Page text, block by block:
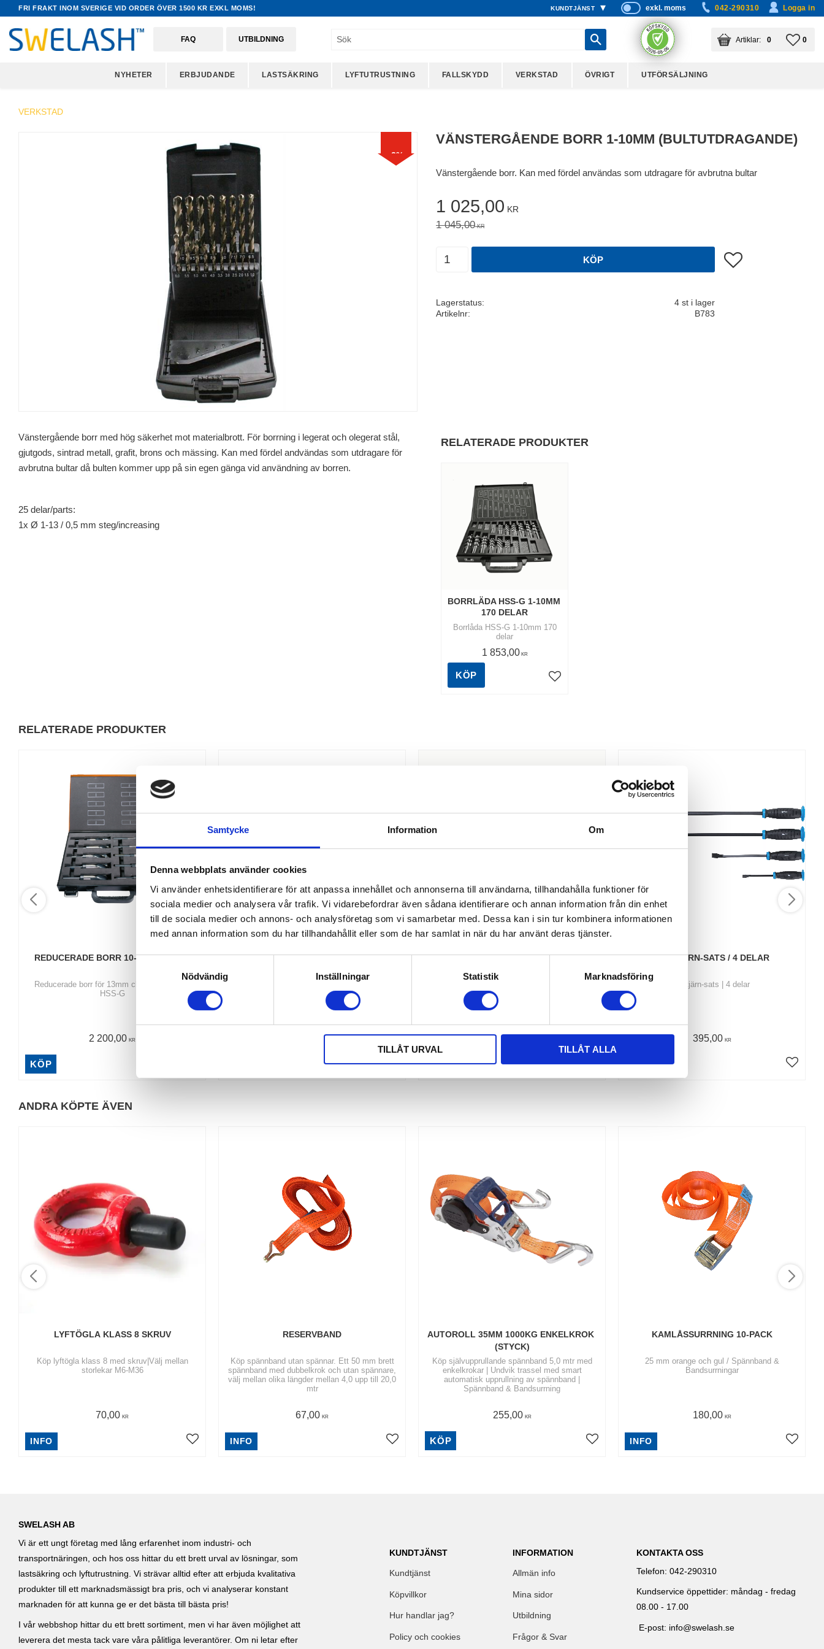
Samtycke Information Om
Denna webbplats använder cookies
Vi använder enhetsidentifierare för att anpassa innehållet och annonserna till användarna, tillhandahålla funktioner för
sociala medier och analysera vår trafik. Vi vidarebefordrar även sådana identifierare och annan information från din enhet
till de sociala medier och annons- och analysföretag som vi samarbetar med. Dessa kan i sin tur kombinera informationen
med annan information som du har tillhandahållit eller som de har samlat in när du har använt deras tjänster.
S
s
Nödvändig Inställningar Statistik Marknadsföring
TILLÅT URVAL TILLÅT ALLA
FRI FRAKT INOM SVERIGE VID ORDER ÖVER 1500 KR EXKL MOMS! KUNDTJÄNST
P
exkl. moms 042-290310 Logga in
FAQ UTBILDNING 0
KUNDVAGN
ANTAL PRODUKTER:
0
NYHETER ERBJUDANDE LASTSÄKRING LYFTUTRUSTNING FALLSKYDD VERKSTAD ÖVRIGT UTFÖRSÄLJNING
VERKSTAD
VÄNSTERGÅENDE BORR 1-10MM (BULTUTDRAGANDE)
Vänstergående borr. Kan med fördel användas som utdragare för avbrutna bultar
2%
Nedsatt pris:
1 025,00 KR
Ordinarie pris:
1 045,00KR
KÖP Lägg till i favoriter
Lagerstatus
4 st i lager
Artikelnr
B783
Vänstergående borr med hög säkerhet mot materialbrott. För borrning i legerat och olegerat stål,
gjutgods, sintrad metall, grafit, brons och mässing. Kan med fördel andvändas som utdragare för
avbrutna bultar då bulten kommer upp på sin egen gänga vid användning av borren.
25 delar/parts:
1x Ø 1-13 / 0,5 mm steg/increasing
RELATERADE PRODUKTER
BORRLÄDA HSS-G 1-10MM
170 DELAR
Borrlåda HSS-G 1-10mm 170
delar
1 853,00KR
Lägg till i favoriter
KÖP
RELATERADE PRODUKTER
REDUCERADE BORR 10-26MM HSS-G
Reducerade borr för 13mm chuck. 10-26mm
HSS-G
2 200,00 KR
KÖP
3/4" SPÄRRSKAFT UTDRAGBART
3/4" Spärrskaft utdragbart 600-985 mm för extra
kraft och nårbarhet.
1 245,00
BORRLÄDA HSS-G 1-10MM 170 DELAR
1 853,00
KÖP
BRYTJÄRN-SATS / 4 DELAR
Brytjärn-sats | 4 delar
395,00 KR
KÖP
ANDRA KÖPTE ÄVEN
LYFTÖGLA KLASS 8 SKRUV
Köp lyftögla klass 8 med skruv|Välj mellan
storlekar M6-M36
70,00 KR
INFO
RESERVBAND
Köp spännband utan spännar. Ett 50 mm brett
spännband med dubbelkrok och utan spännare,
välj mellan olika längder mellan 4,0 upp till 20,0
mtr
67,00 KR
INFO
AUTOROLL 35MM 1000KG ENKELKROK
(STYCK)
Köp självupprullande spännband 5,0 mtr med
enkelkrokar | Undvik trassel med smart
automatisk upprullning av spännband |
Spännband & Bandsurrning
255,00 KR
KÖP
KAMLÅSSURRNING 10-PACK
25 mm orange och gul / Spännband &
Bandsurrningar
180,00 KR
INFO
SWELASH AB
Vi är ett ungt företag med lång erfarenhet inom industri- och
transportnäringen, och hos oss hittar du ett brett urval av lösningar, som
lastsäkring och lyftutrustning. Vi strävar alltid efter att erbjuda kvalitativa
produkter till ett marknadsmässigt bra pris, och vi analyserar konstant
marknaden för att kunna ge er det bästa till bästa pris!
I vår webbshop hittar du ett brett sortiment, men vi har även möjlighet att
leverera det mesta tack vare våra pålitliga leverantörer. Om ni letar efter
KUNDTJÄNST
Kundtjänst
Köpvillkor
Hur handlar jag?
Policy och cookies
INFORMATION
Allmän info
Mina sidor
Utbildning
Frågor & Svar
KONTAKTA OSS
Telefon: 042-290310
Kundservice öppettider: måndag - fredag
08.00 - 17.00
E-post: info@swelash.se